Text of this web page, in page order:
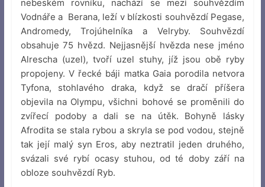
nebeském rovníku, nachází se mezi souhvězdím
Vodnáře a Berana, leží v blízkosti souhvězdí Pegase,
Andromedy, Trojúhelníka a Velryby. Souhvězdí
obsahuje 75 hvězd. Nejjasnější hvězda nese jméno
Alrescha (uzel), tvoří uzel stuhy, jíž jsou obě ryby
propojeny. V řecké báji matka Gaia porodila netvora
Tyfona, stohlavého draka, když se dračí příšera
objevila na Olympu, všichni bohové se proměnili do
zvířecí podoby a dali se na útěk. Bohyně lásky
Afrodita se stala rybou a skryla se pod vodou, stejně
tak její malý syn Eros, aby neztratil jeden druhého,
svázali své rybí ocasy stuhou, od té doby září na
obloze souhvězdí Ryb.